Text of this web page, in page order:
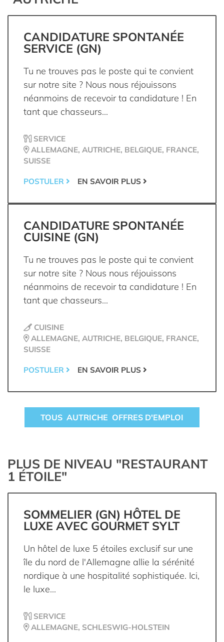
CANDIDATURE SPONTANÉE
SERVICE (GN)
Tu ne trouves pas le poste qui te convient
sur notre site ? Nous nous réjouissons
néanmoins de recevoir ta candidature ! En
tant que chasseurs...
SERVICE
ALLEMAGNE, AUTRICHE, BELGIQUE, FRANCE,
SUISSE
POSTULER EN SAVOIR PLUS
CANDIDATURE SPONTANÉE
CUISINE (GN)
Tu ne trouves pas le poste qui te convient
sur notre site ? Nous nous réjouissons
néanmoins de recevoir ta candidature ! En
tant que chasseurs...
CUISINE
ALLEMAGNE, AUTRICHE, BELGIQUE, FRANCE,
SUISSE
POSTULER EN SAVOIR PLUS
TOUS AUTRICHE OFFRES D'EMPLOI
PLUS DE NIVEAU "RESTAURANT
1 ÉTOILE"
SOMMELIER (GN) HÔTEL DE
LUXE AVEC GOURMET SYLT
Un hôtel de luxe 5 étoiles exclusif sur une
île du nord de l'Allemagne allie la sérénité
nordique à une hospitalité sophistiquée. Ici,
le luxe...
SERVICE
ALLEMAGNE, SCHLESWIG-HOLSTEIN